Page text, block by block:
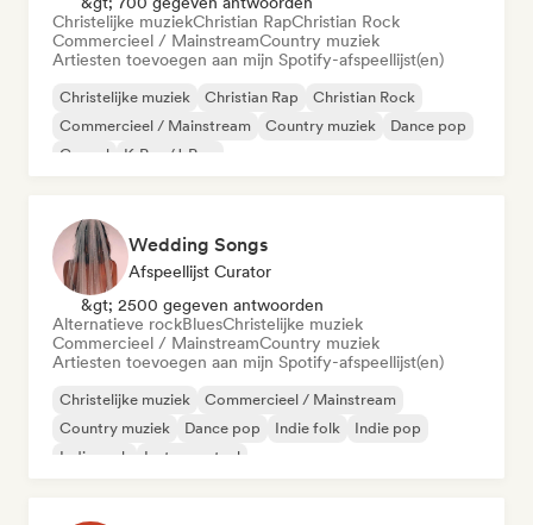
Christelijke muziekChristian RapChristian Rock
Commercieel / MainstreamCountry muziek
Artiesten toevoegen aan mijn Spotify-afspeellijst(en)
Christelijke muziek Christian Rap
Christian Rock
Commercieel / Mainstream
Country muziek
Dance pop
Gospel
K-Pop/J-Pop
Wedding Songs
Afspeellijst Curator
&gt; 2500 gegeven antwoorden
Alternatieve rockBluesChristelijke muziek
Commercieel / MainstreamCountry muziek
Artiesten toevoegen aan mijn Spotify-afspeellijst(en)
Christelijke muziek
Commercieel / Mainstream
Country muziek
Dance pop Indie folk
Indie pop
Indie rock
Instrumentaal